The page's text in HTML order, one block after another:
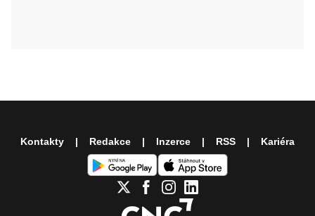
Kontakty Redakce Inzerce RSS Kariéra